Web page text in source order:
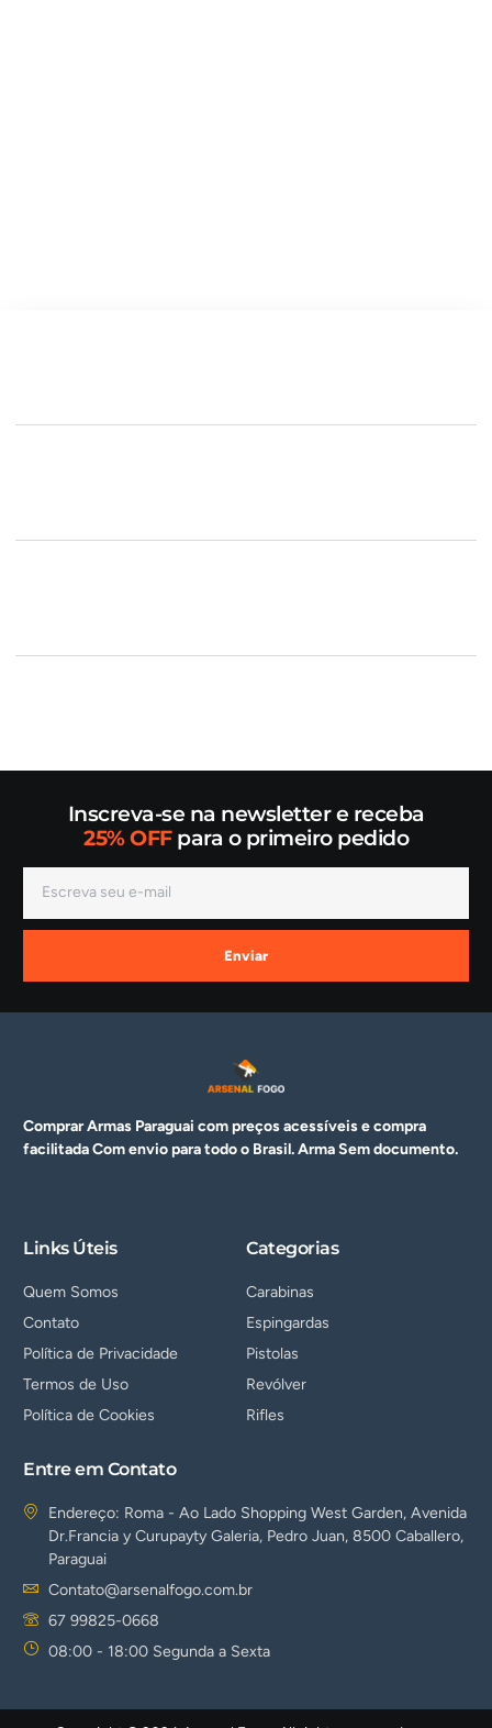
Inscreva-se na newsletter e receba
25% OFFpara o primeiro pedido
Enviar
Comprar Armas Paraguai com preços acessíveis e compra
facilitada Com envio para todo o Brasil. ArmaSem documento.
Links Úteis
Quem Somos
Contato
Política de Privacidade
Termos de Uso
Política de Cookies
Categorias
Carabinas
Espingardas
Pistolas
Revólver
Rifles
Entre em Contato
Endereço: Roma - Ao Lado Shopping West Garden, Avenida
Dr.Francia y Curupayty Galeria, Pedro Juan, 8500 Caballero,
Paraguai
Contato@arsenalfogo.com.br
67 99825-0668
08:00 - 18:00 Segunda a Sexta